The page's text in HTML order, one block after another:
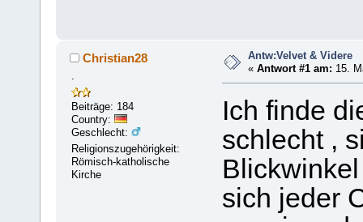
Christian28
Beiträge: 184
Country:
Geschlecht:
Religionszugehörigkeit:
Römisch-katholische
Kirche
Antw:Velvet & Videre
«Antwort #1 am: 15.
Ich finde
schlecht ,
sich jeder